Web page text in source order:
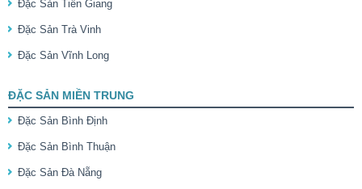
Đặc Sản Tiền Giang
Đặc Sản Trà Vinh
Đặc Sản Vĩnh Long
ĐẶC SẢN MIỀN TRUNG
Đặc Sản Bình Định
Đặc Sản Bình Thuận
Đặc Sản Đà Nẵng